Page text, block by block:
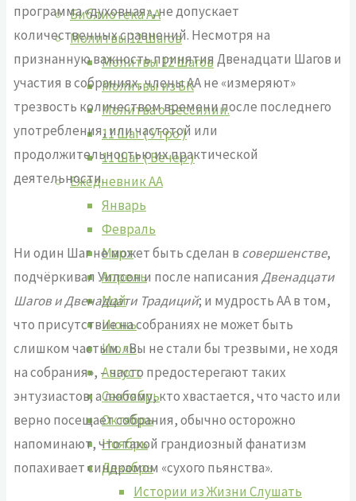
Библиотека АА
Молитвы 12 Шагов
Молитвы 12 Шагов
Молитвы из БК
Молитва о Бессилии.
11 Шаг ( Утро )
11 Шаг ( Вечер )
Ежедневник АА
Январь
Февраль
Март
Апрель
Май
Июнь
Июль
Август
Сентябрь
Октябрь
Ноябрь
Декабрь
Истории из Жизни Слушать
программа «духовная», не допускает
количественных сравнений. Несмотря на
признанную важность принятия Двенадцати Шагов и
участия в собраниях, члены АА не «измеряют»
трезвость количеством времени после последнего
употребления, или частотой или
продолжительностью их практической
деятельности.
Ни один Шаг не может быть сделан в совершенстве,
подчёркивал Уилсон и после написания Двенадцати
Шагов и Двенадцати Традиций; и мудрость АА в том,
что присутствие на собраниях не может быть
слишком частым. «Вы не стали бы трезвыми, не ходя
на собрания», – часто предостерегают таких
энтузиастов; а любому, кто хвастается, что часто или
верно посещает собрания, обычно осторожно
напоминают, что такой грандиозный фанатизм
попахивает синдромом «сухого пьянства».